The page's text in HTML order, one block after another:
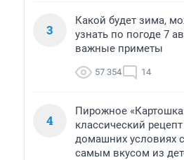
3
Какой будет зима,
узнать по погоде 7
важные приметы
57 354 14
4
Пирожное
классический
домашних условиях
самым вкусом из